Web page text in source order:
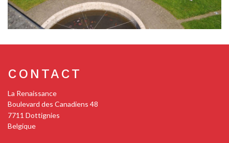
CONTACT
La Renaissance
Boulevard des Canadiens 48
7711 Dottignies
Belgique